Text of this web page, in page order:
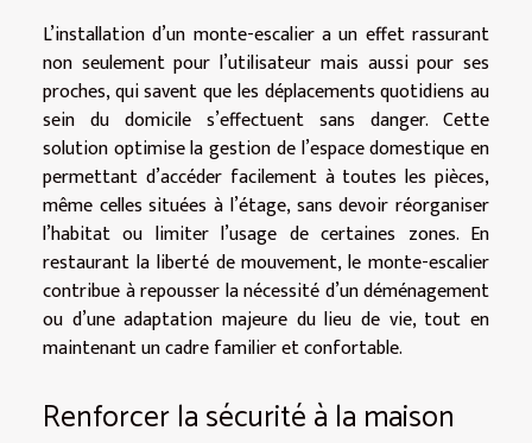
L’installation d’un monte-escalier a un effet rassurant
non seulement pour l’utilisateur mais aussi pour ses
proches, qui savent que les déplacements quotidiens au
sein du domicile s’effectuent sans danger. Cette
solution optimise la gestion de l’espace domestique en
permettant d’accéder facilement à toutes les pièces,
même celles situées à l’étage, sans devoir réorganiser
l’habitat ou limiter l’usage de certaines zones. En
restaurant la liberté de mouvement, le monte-escalier
contribue à repousser la nécessité d’un déménagement
ou d’une adaptation majeure du lieu de vie, tout en
maintenant un cadre familier et confortable.
Renforcer la sécurité à la maison